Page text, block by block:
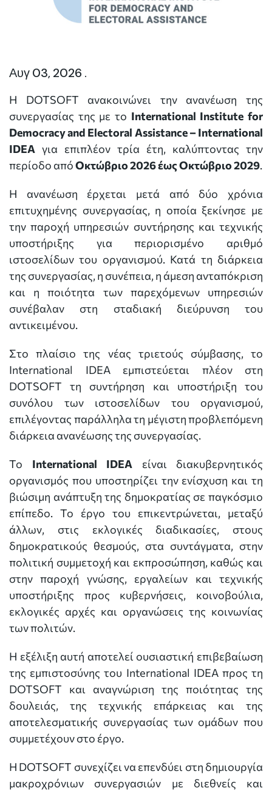
Αυγ 03, 2026 .
Η DOTSOFT ανακοινώνει την ανανέωση της
συνεργασίας της με το International Institute for
Democracy and Electoral Assistance – International
IDEA για επιπλέον τρία έτη, καλύπτοντας την
περίοδο απόΟκτώβριο 2026 έως Οκτώβριο 2029.
Η ανανέωση έρχεται μετά από δύο χρόνια
επιτυχημένης συνεργασίας, η οποία ξεκίνησε με
την παροχή υπηρεσιών συντήρησης και τεχνικής
υποστήριξης για περιορισμένο αριθμό
ιστοσελίδων του οργανισμού. Κατά τη διάρκεια
της συνεργασίας, η συνέπεια, η άμεση ανταπόκριση
και η ποιότητα των παρεχόμενων υπηρεσιών
συνέβαλαν στη σταδιακή διεύρυνση του
αντικειμένου.
Στο πλαίσιο της νέας τριετούς σύμβασης, το
International IDEA εμπιστεύεται πλέον στη
DOTSOFT τη συντήρηση και υποστήριξη του
συνόλου των ιστοσελίδων του οργανισμού,
επιλέγοντας παράλληλα τη μέγιστη προβλεπόμενη
διάρκεια ανανέωσης της συνεργασίας.
Το International IDEA είναι διακυβερνητικός
οργανισμός που υποστηρίζει την ενίσχυση και τη
βιώσιμη ανάπτυξη της δημοκρατίας σε παγκόσμιο
επίπεδο. Το έργο του επικεντρώνεται, μεταξύ
άλλων, στις εκλογικές διαδικασίες, στους
δημοκρατικούς θεσμούς, στα συντάγματα, στην
πολιτική συμμετοχή και εκπροσώπηση, καθώς και
στην παροχή γνώσης, εργαλείων και τεχνικής
υποστήριξης προς κυβερνήσεις, κοινοβούλια,
εκλογικές αρχές και οργανώσεις της κοινωνίας
των πολιτών.
Η εξέλιξη αυτή αποτελεί ουσιαστική επιβεβαίωση
της εμπιστοσύνης του International IDEA προς τη
DOTSOFT και αναγνώριση της ποιότητας της
δουλειάς, της τεχνικής επάρκειας και της
αποτελεσματικής συνεργασίας των ομάδων που
συμμετέχουν στο έργο.
Η DOTSOFT συνεχίζει να επενδύει στη δημιουργία
μακροχρόνιων συνεργασιών με διεθνείς και